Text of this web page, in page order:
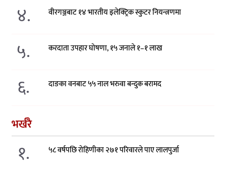
४. वीरगञ्जबाट १४ भारतीय इलेक्ट्रिक स्कुटर नियन्त्रणमा
५. करदाता उपहार घोषणा, १५ जनाले १–१ लाख
६. दाङका वनबाट ५५ नाल भरुवा बन्दुक बरामद
भर्खरै
१. ५८ वर्षपछि रोहिणीका २७१ परिवारले पाए लालपुर्जा